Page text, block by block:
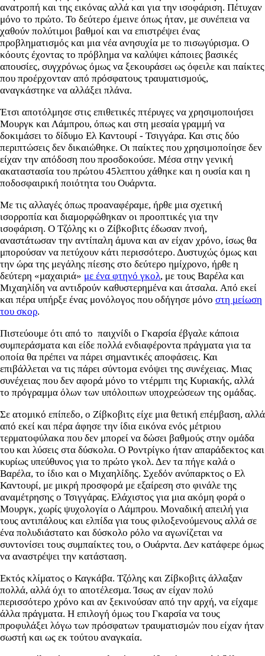
ανατροπή και της εικόνας αλλά και για την ισοφάριση. Πέτυχαν
μόνο το πρώτο. Το δεύτερο έμεινε όπως ήταν, με συνέπεια να
χαθούν πολύτιμοι βαθμοί και να επιστρέψει ένας
προβληματισμός και μια νέα ανησυχία με το πισωγύρισμα. Ο
κόουτς έχοντας το πρόβλημα να καλύψει κάποιες βασικές
απουσίες, συγχρόνως όμως να ξεκουράσει ως όφειλε και παίκτες
που προέρχονταν από πρόσφατους τραυματισμούς,
αναγκάστηκε να αλλάξει πλάνα.
Έτσι αποτόλμησε στις επιθετικές πτέρυγες να χρησιμοποιήσει
Μουργκ και Λάμπρου, όπως και στη μεσαία γραμμή να
δοκιμάσει το δίδυμο Ελ Καντουρί - Τσιγγάρα. Και στις δύο
περιπτώσεις δεν δικαιώθηκε. Οι παίκτες που χρησιμοποίησε δεν
είχαν την απόδοση που προσδοκούσε. Μέσα στην γενική
ακαταστασία του πρώτου 45λεπτου χάθηκε και η ουσία και η
ποδοσφαιρική ποιότητα του Ουάρντα.
Με τις αλλαγές όπως προαναφέραμε, ήρθε μια σχετική
ισορροπία και διαμορφώθηκαν οι προοπτικές για την
ισοφάριση. Ο Τζόλης κι ο Ζίβκοβιτς έδωσαν πνοή,
αναστάτωσαν την αντίπαλη άμυνα και αν είχαν χρόνο, ίσως θα
μπορούσαν να πετύχουν κάτι περισσότερο. Δυστυχώς όμως και
την ώρα της μεγάλης πίεσης στο δεύτερο ημίχρονο, ήρθε η
δεύτερη «μαχαιριά» με ένα φτηνό γκολ, με τους Βαρέλα και
Μιχαηλίδη να αντιδρούν καθυστερημένα και άτσαλα. Από εκεί
και πέρα υπήρξε ένας μονόλογος που οδήγησε μόνο στη μείωση
του σκορ.
Πιστεύουμε ότι από το παιχνίδι ο Γκαρσία έβγαλε κάποια
συμπεράσματα και είδε πολλά ενδιαφέροντα πράγματα για τα
οποία θα πρέπει να πάρει σημαντικές αποφάσεις. Και
επιβάλλεται να τις πάρει σύντομα ενόψει της συνέχειας. Μιας
συνέχειας που δεν αφορά μόνο το ντέρμπι της Κυριακής, αλλά
το πρόγραμμα όλων των υπόλοιπων υποχρεώσεων της ομάδας.
Σε ατομικό επίπεδο, ο Ζίβκοβιτς είχε μια θετική επέμβαση, αλλά
από εκεί και πέρα άφησε την ίδια εικόνα ενός μέτριου
τερματοφύλακα που δεν μπορεί να δώσει βαθμούς στην ομάδα
του και λύσεις στα δύσκολα. Ο Ροντρίγκο ήταν απαράδεκτος και
κυρίως υπεύθυνος για το πρώτο γκολ. Δεν τα πήγε καλά ο
Βαρέλα, το ίδιο και ο Μιχαηλίδης. Σχεδόν ανύπαρκτος ο Ελ
Καντουρί, με μικρή προσφορά με εξαίρεση στο φινάλε της
αναμέτρησης ο Τσιγγάρας. Ελάχιστος για μια ακόμη φορά ο
Μουργκ, χωρίς ψυχολογία ο Λάμπρου. Μοναδική απειλή για
τους αντιπάλους και ελπίδα για τους φιλοξενούμενους αλλά σε
ένα πολυδιάστατο και δύσκολο ρόλο να αγωνίζεται να
συντονίσει τους συμπαίκτες του, ο Ουάρντα. Δεν κατάφερε όμως
να αναστρέψει την κατάσταση.
Εκτός κλίματος ο Καγκάβα. Τζόλης και Ζίβκοβιτς άλλαξαν
πολλά, αλλά όχι το αποτέλεσμα. Ίσως αν είχαν πολύ
περισσότερο χρόνο και αν ξεκινούσαν από την αρχή, να είχαμε
άλλα πράγματα. Η επιλογή όμως του Γκαρσία να τους
προφυλάξει λόγω των πρόσφατων τραυματισμών που είχαν ήταν
σωστή και ως εκ τούτου αναγκαία.